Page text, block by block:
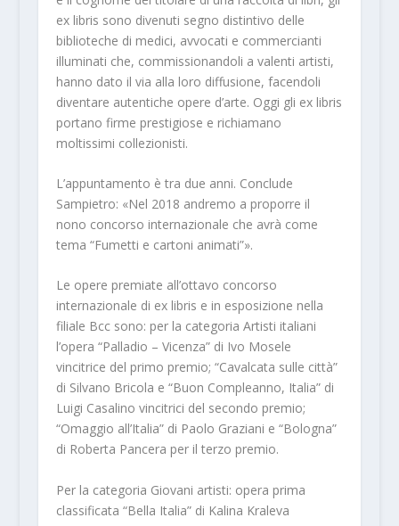
ex libris sono divenuti segno distintivo delle
biblioteche di medici, avvocati e commercianti
illuminati che, commissionandoli a valenti artisti,
hanno dato il via alla loro diffusione, facendoli
diventare autentiche opere d’arte. Oggi gli ex libris
portano firme prestigiose e richiamano
moltissimi collezionisti.
L’appuntamento è tra due anni. Conclude
Sampietro: «Nel 2018 andremo a proporre il
nono concorso internazionale che avrà come
tema “Fumetti e cartoni animati”».
Le opere premiate all’ottavo concorso
internazionale di ex libris e in esposizione nella
filiale Bcc sono: per la categoria Artisti italiani
l’opera “Palladio – Vicenza” di Ivo Mosele
vincitrice del primo premio; “Cavalcata sulle città”
di Silvano Bricola e “Buon Compleanno, Italia” di
Luigi Casalino vincitrici del secondo premio;
“Omaggio all’Italia” di Paolo Graziani e “Bologna”
di Roberta Pancera per il terzo premio.
Per la categoria Giovani artisti: opera prima
classificata “Bella Italia” di Kalina Kraleva